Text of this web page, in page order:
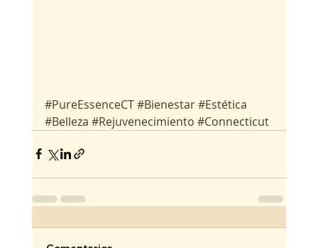
#PureEssenceCT#Bienestar#Estética
#Belleza #Rejuvenecimiento #Connecticut